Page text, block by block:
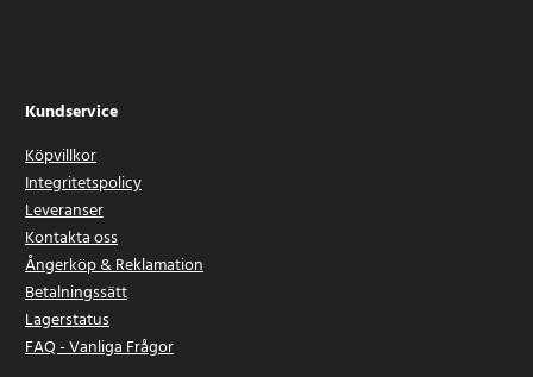
Kundservice
Köpvillkor
Integritetspolicy
Leveranser
Kontakta oss
Ångerköp & Reklamation
Betalningssätt
Lagerstatus
FAQ - Vanliga Frågor